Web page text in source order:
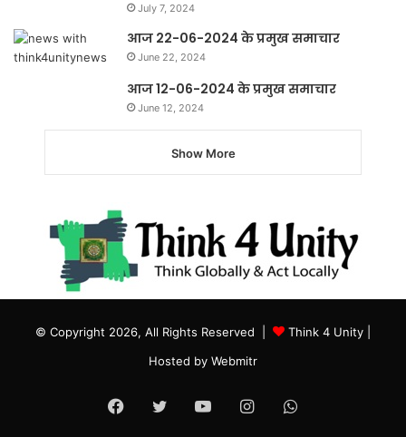
July 7, 2024
आज 22-06-2024 के प्रमुख समाचार
June 22, 2024
आज 12-06-2024 के प्रमुख समाचार
June 12, 2024
Show More
© Copyright 2026, All Rights Reserved | Think 4 Unity
Hosted by Webmitr
Facebook
Twitter YouTubeInstagramWhatsApp